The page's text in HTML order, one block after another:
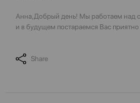
Анна,Добрый день! Мы работаем над
и в будущем постараемся Вас приятно
Share